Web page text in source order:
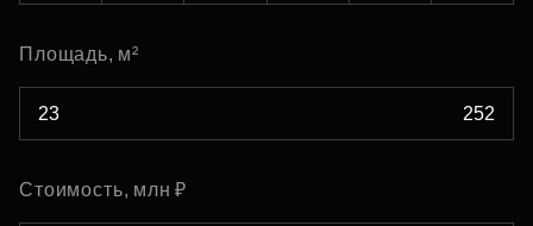
Площадь, м²
Стоимость, млн ₽